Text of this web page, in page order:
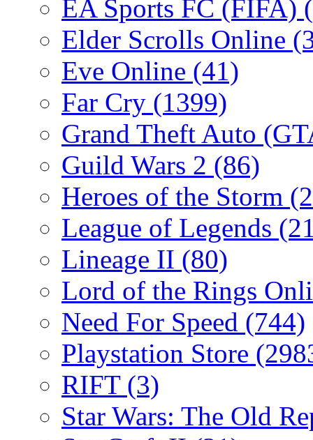
EA Sports FC (FIFA)
Elder Scrolls Online
Eve Online (41)
Far Cry (1399)
Grand Theft Auto
Guild Wars 2 (86)
Heroes of the Storm
League of Legends
Lineage II (80)
Lord of the Rings
Need For Speed (744)
Playstation Store
RIFT (3)
Star Wars: The Old